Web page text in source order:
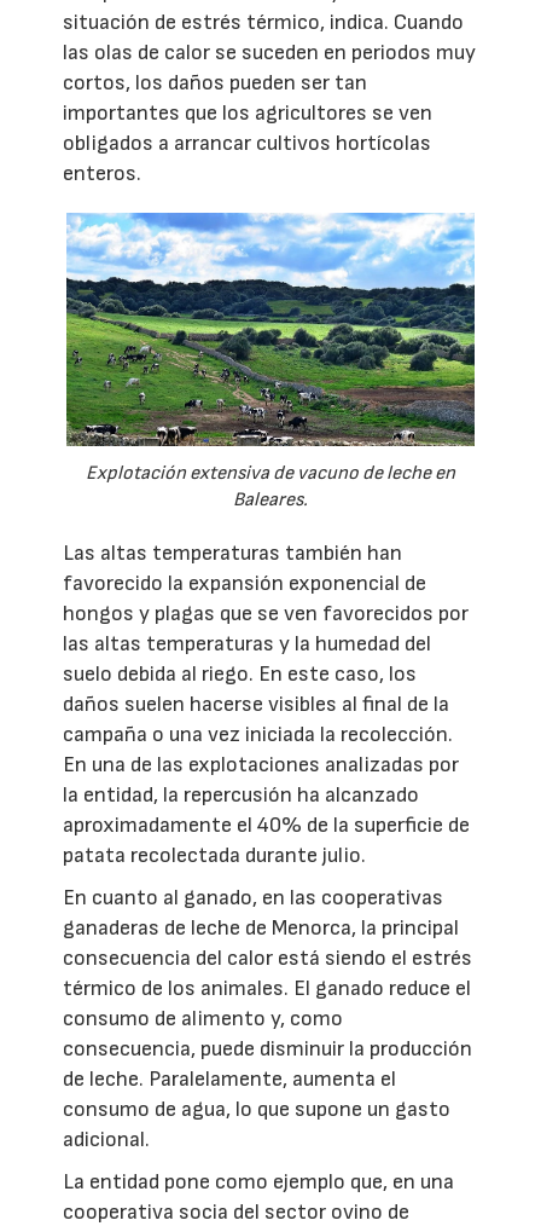
situación de estrés térmico, indica. Cuando
las olas de calor se suceden en periodos muy
cortos, los daños pueden ser tan
importantes que los agricultores se ven
obligados a arrancar cultivos hortícolas
enteros.
Explotación extensiva de vacuno de leche en
Baleares.
Las altas temperaturas también han
favorecido la expansión exponencial de
hongos y plagas que se ven favorecidos por
las altas temperaturas y la humedad del
suelo debida al riego. En este caso, los
daños suelen hacerse visibles al final de la
campaña o una vez iniciada la recolección.
En una de las explotaciones analizadas por
la entidad, la repercusión ha alcanzado
aproximadamente el 40% de la superficie de
patata recolectada durante julio.
En cuanto al ganado, en las cooperativas
ganaderas de leche de Menorca, la principal
consecuencia del calor está siendo el estrés
térmico de los animales. El ganado reduce el
consumo de alimento y, como
consecuencia, puede disminuir la producción
de leche. Paralelamente, aumenta el
consumo de agua, lo que supone un gasto
adicional.
La entidad pone como ejemplo que, en una
cooperativa socia del sector ovino de